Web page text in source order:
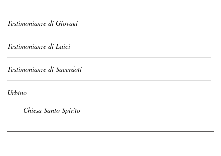
Testimonianze di Giovani
Testimonianze di Laici
Testimonianze di Sacerdoti
Urbino
Chiesa Santo Spirito